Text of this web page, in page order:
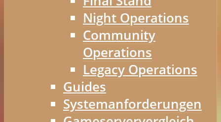
Night Operations
Community
Operations
Legacy Operations
Guides
Systemanforderungen